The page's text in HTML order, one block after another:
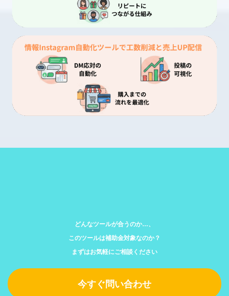
どんなツールが合うのか…、
このツールは補助金対象なのか？
まずはお気軽にご相談ください
今すぐ問い合わせ